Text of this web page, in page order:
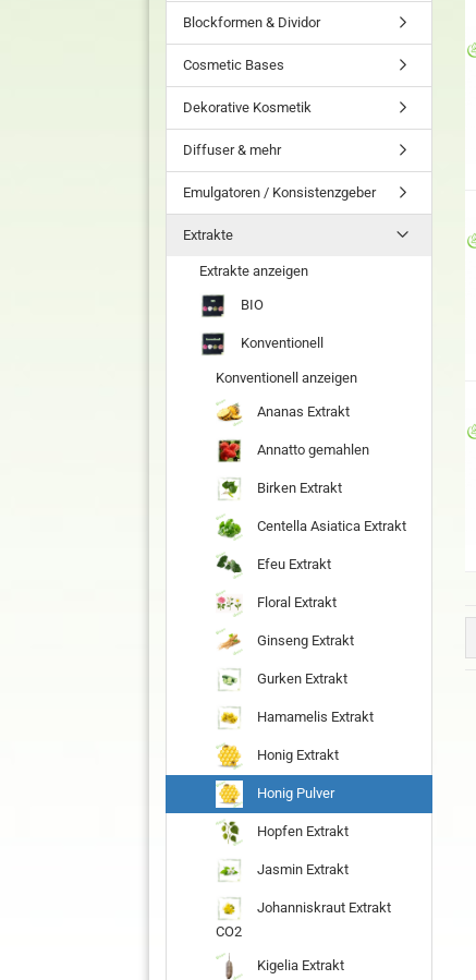
Blockformen & Dividor
Cosmetic Bases
Dekorative Kosmetik
Diffuser & mehr
Emulgatoren / Konsistenzgeber
Extrakte
Extrakte anzeigen
BIO
Konventionell
Konventionell anzeigen
Ananas Extrakt
Annatto gemahlen
Birken Extrakt
Centella Asiatica Extrakt
Efeu Extrakt
Floral Extrakt
Ginseng Extrakt
Gurken Extrakt
Hamamelis Extrakt
Honig Extrakt
Honig Pulver
Hopfen Extrakt
Jasmin Extrakt
Johanniskraut Extrakt
CO2
Kigelia Extrakt